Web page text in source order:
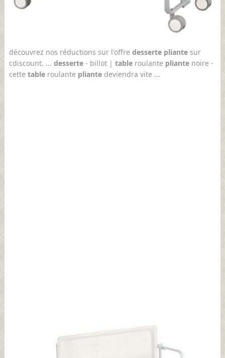
découvrez nos réductions sur l'offre desserte pliantesur
cdiscount. ... desserte- billot | tableroulante pliantenoire -
cette tableroulante pliantedeviendra vite ...